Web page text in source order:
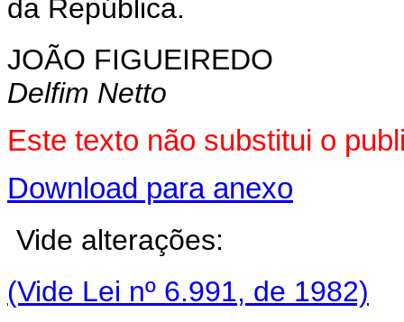
da República.
JOÃO FIGUEIREDO
Delfim Netto
Este texto não substitui o
Download para anexo
Vide alterações:
(Vide Lei nº 6.991, de 1982)